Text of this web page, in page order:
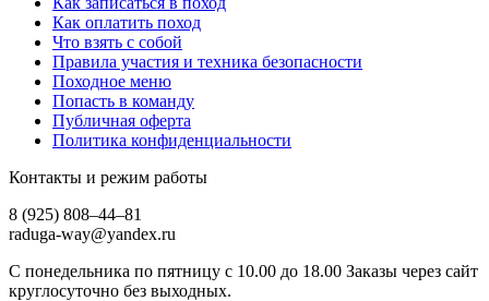
Как оплатить поход
Что взять с собой
Правила участия и техника безопасности
Походное меню
Попасть в команду
Публичная оферта
Политика конфиденциальности
Контакты и режим работы
8 (925) 808–44–81
raduga-way@yandex.ru
С понедельника по пятницу с 10.00 до 18.00 Заказы через сайт
круглосуточно без выходных.